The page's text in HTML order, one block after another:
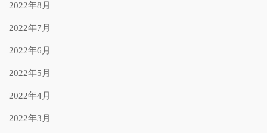
2022年8月
2022年7月
2022年6月
2022年5月
2022年4月
2022年3月